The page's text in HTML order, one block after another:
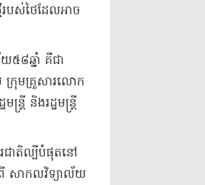
បស់ថៃដែលអាច
៥៨ឆ្នាំ គឺជា
ក្រុមគ្រួសារលោក
តី និងរដ្ឋមន្រ្តី
ជាតិល្បីបំផុតនៅ
សាកលវិទ្យាល័យ